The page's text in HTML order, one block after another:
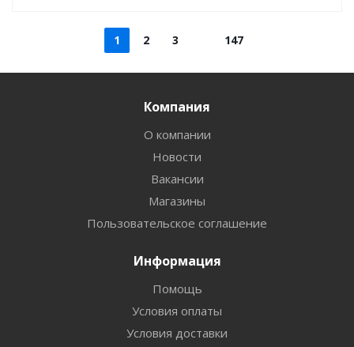
1 2 3 147
Компания
О компании
Новости
Вакансии
Магазины
Пользовательское соглашение
Информация
Помощь
Условия оплаты
Условия доставки